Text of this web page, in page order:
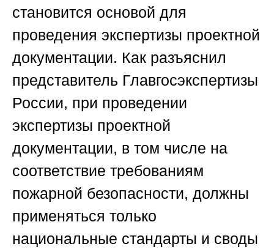
становится основой для
проведения экспертизы проектной
документации. Как разъяснил
представитель Главгосэкспертизы
России, при проведении
экспертизы проектной
документации, в том числе на
соответствие требованиям
пожарной безопасности, должны
применяться только
национальные стандарты и своды